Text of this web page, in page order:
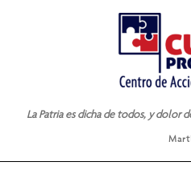
La Patria es dicha de todos, y dolor